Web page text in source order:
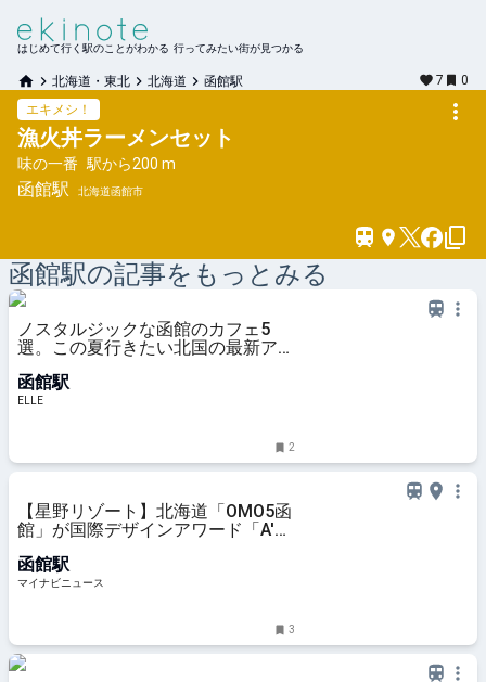
はじめて行く駅のことがわかる 行ってみたい街が見つかる
北海道・東北 北海道 函館駅 7
0
エキメシ！
漁火丼ラーメンセット
味の一番 駅から200 m
函館駅 北海道函館市
函館駅の記事をもっとみる
ノスタルジックな函館のカフェ5
選。この夏行きたい北国の最新アド
函館駅
ELLE
2
【星野リゾート】北海道「OMO5函
館」が国際デザインアワード「A'
- どんなホテル?
函館駅
マイナビニュース
3